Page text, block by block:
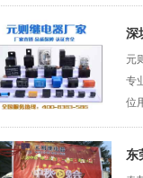
深
元
专
位
东